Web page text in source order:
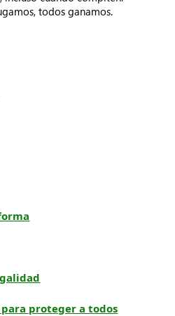
todos ganamos.
proteger a todos